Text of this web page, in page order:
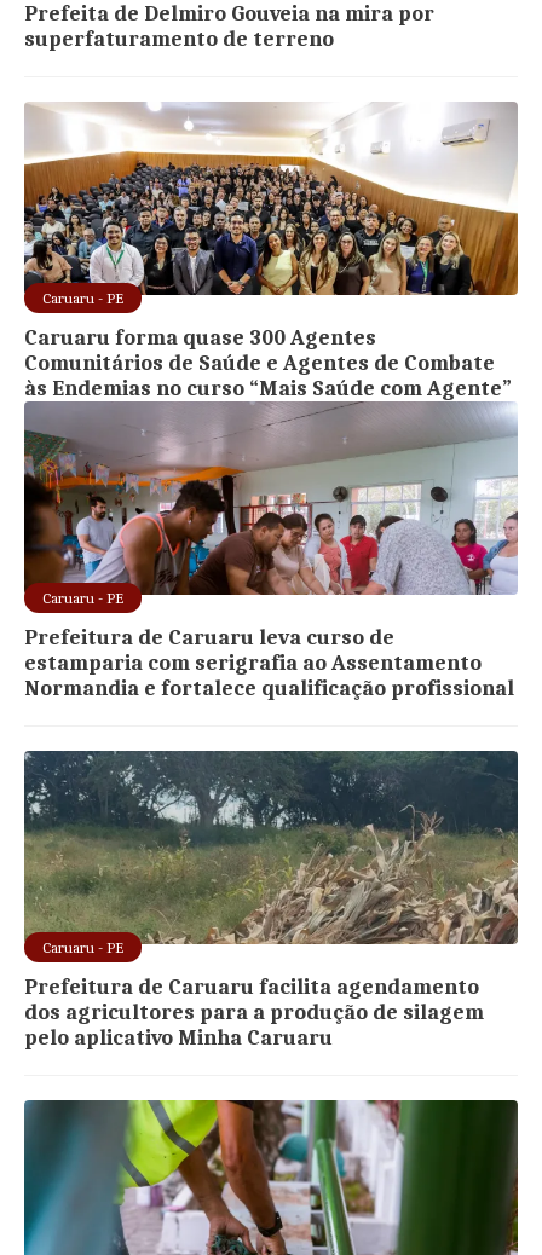
Prefeita de Delmiro Gouveia na mira por
superfaturamento de terreno
Caruaru - PE
Caruaru forma quase 300 Agentes
Comunitários de Saúde e Agentes de Combate
às Endemias no curso “Mais Saúde com Agente”
Caruaru - PE
Prefeitura de Caruaru leva curso de
estamparia com serigrafia ao Assentamento
Normandia e fortalece qualificação profissional
Caruaru - PE
Prefeitura de Caruaru facilita agendamento
dos agricultores para a produção de silagem
pelo aplicativo Minha Caruaru